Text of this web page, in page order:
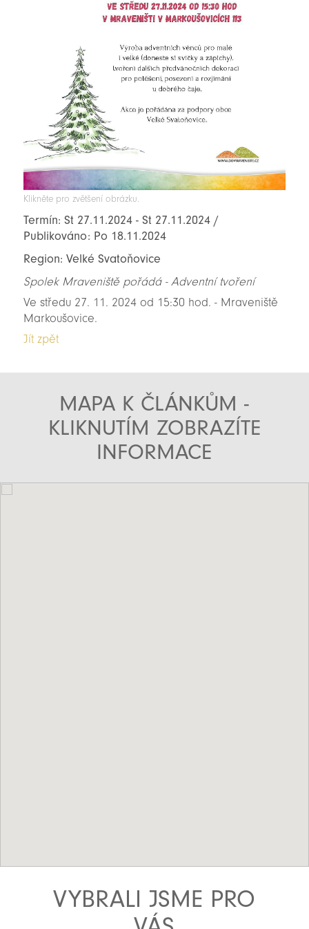
Klikněte pro zvětšení obrázku.
Termín: St 27.11.2024 - St 27.11.2024 /
Publikováno: Po 18.11.2024
Region: Velké Svatoňovice
Spolek Mraveniště pořádá - Adventní tvoření
Ve středu 27. 11. 2024 od 15:30 hod. - Mraveniště
Markoušovice.
Jít zpět
MAPA K ČLÁNKŮM -
KLIKNUTÍM ZOBRAZÍTE
INFORMACE
VYBRALI JSME PRO